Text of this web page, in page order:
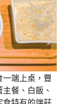
一端上桌，豐
餐、白飯、